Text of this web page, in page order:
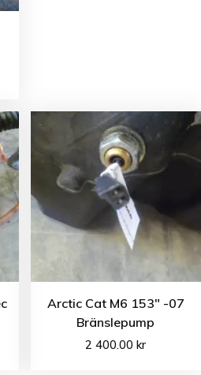
Arctic Cat M6 153″ -07
Bränslepump
2 400.00kr